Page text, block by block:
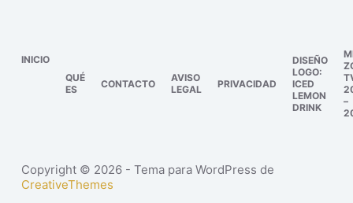
INICIO
QUÉ
ES
CONTACTO
AVISO
LEGAL
PRIVACIDAD
DISEÑO
LOGO:
ICED
LEMON
DRINK
–
Copyright © 2026 - Tema para WordPress de
CreativeThemes